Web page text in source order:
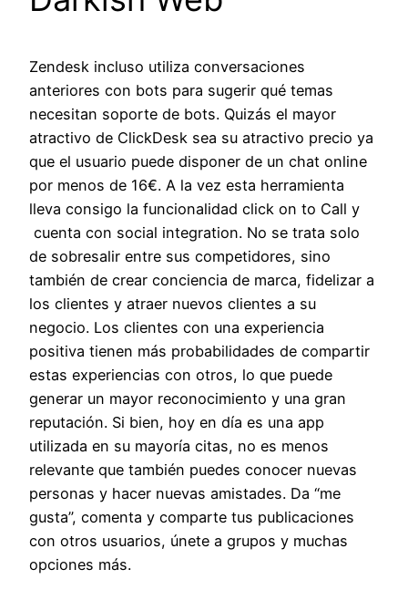
Zendesk incluso utiliza conversaciones
anteriores con bots para sugerir qué temas
necesitan soporte de bots. Quizás el mayor
atractivo de ClickDesk sea su atractivo precio ya
que el usuario puede disponer de un chat online
por menos de 16€. A la vez esta herramienta
lleva consigo la funcionalidad click on to Call y
cuenta con social integration. No se trata solo
de sobresalir entre sus competidores, sino
también de crear conciencia de marca, fidelizar a
los clientes y atraer nuevos clientes a su
negocio. Los clientes con una experiencia
positiva tienen más probabilidades de compartir
estas experiencias con otros, lo que puede
generar un mayor reconocimiento y una gran
reputación. Si bien, hoy en día es una app
utilizada en su mayoría citas, no es menos
relevante que también puedes conocer nuevas
personas y hacer nuevas amistades. Da “me
gusta”, comenta y comparte tus publicaciones
con otros usuarios, únete a grupos y muchas
opciones más.